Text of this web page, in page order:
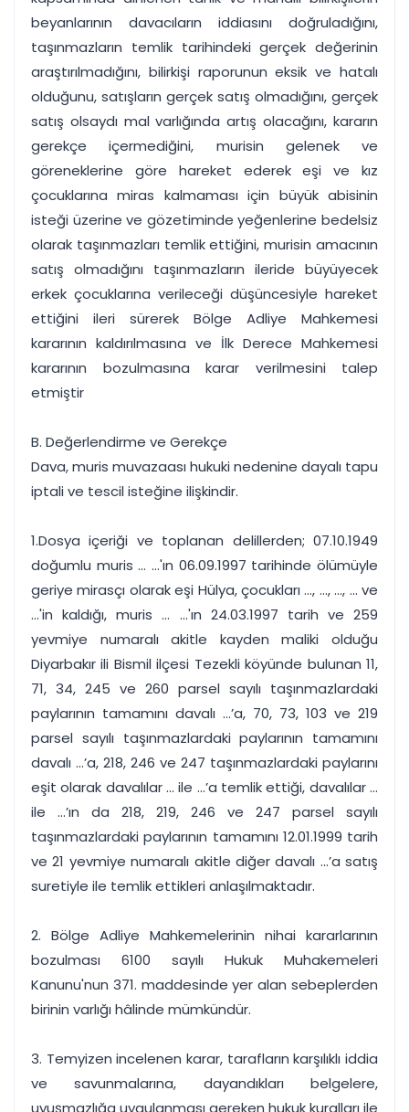
beyanlarının davacıların iddiasını doğruladığını,
taşınmazların temlik tarihindeki gerçek değerinin
araştırılmadığını, bilirkişi raporunun eksik ve hatalı
olduğunu, satışların gerçek satış olmadığını, gerçek
satış olsaydı mal varlığında artış olacağını, kararın
gerekçe içermediğini, murisin gelenek ve
göreneklerine göre hareket ederek eşi ve kız
çocuklarına miras kalmaması için büyük abisinin
isteği üzerine ve gözetiminde yeğenlerine bedelsiz
olarak taşınmazları temlik ettiğini, murisin amacının
satış olmadığını taşınmazların ileride büyüyecek
erkek çocuklarına verileceği düşüncesiyle hareket
ettiğini ileri sürerek Bölge Adliye Mahkemesi
kararının kaldırılmasına ve İlk Derece Mahkemesi
kararının bozulmasına karar verilmesini talep
etmiştir
B. Değerlendirme ve Gerekçe
Dava, muris muvazaası hukuki nedenine dayalı tapu
iptali ve tescil isteğine ilişkindir.
1.Dosya içeriği ve toplanan delillerden; 07.10.1949
doğumlu muris ... ...'ın 06.09.1997 tarihinde ölümüyle
geriye mirasçı olarak eşi Hülya, çocukları ..., ..., ..., ... ve
...'in kaldığı, muris ... ...'ın 24.03.1997 tarih ve 259
yevmiye numaralı akitle kayden maliki olduğu
Diyarbakır ili Bismil ilçesi Tezekli köyünde bulunan 11,
71, 34, 245 ve 260 parsel sayılı taşınmazlardaki
paylarının tamamını davalı ...’a, 70, 73, 103 ve 219
parsel sayılı taşınmazlardaki paylarının tamamını
davalı ...’a, 218, 246 ve 247 taşınmazlardaki paylarını
eşit olarak davalılar ... ile ...’a temlik ettiği, davalılar ...
ile ...’ın da 218, 219, 246 ve 247 parsel sayılı
taşınmazlardaki paylarının tamamını 12.01.1999 tarih
ve 21 yevmiye numaralı akitle diğer davalı ...’a satış
suretiyle ile temlik ettikleri anlaşılmaktadır.
2. Bölge Adliye Mahkemelerinin nihai kararlarının
bozulması 6100 sayılı Hukuk Muhakemeleri
Kanunu'nun 371. maddesinde yer alan sebeplerden
birinin varlığı hâlinde mümkündür.
3. Temyizen incelenen karar, tarafların karşılıklı iddia
ve savunmalarına, dayandıkları belgelere,
uyuşmazlığa uygulanması gereken hukuk kuralları ile